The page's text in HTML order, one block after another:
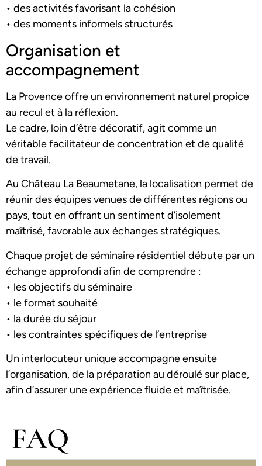
• des activités favorisant la cohésion
• des moments informels structurés
Organisation et
accompagnement
La Provence offre un environnement naturel propice
au recul et à la réflexion.
Le cadre, loin d’être décoratif, agit comme un
véritable facilitateur de concentration et de qualité
de travail.
Au Château La Beaumetane, la localisation permet de
réunir des équipes venues de différentes régions ou
pays, tout en offrant un sentiment d’isolement
maîtrisé, favorable aux échanges stratégiques.
Chaque projet de séminaire résidentiel débute par un
échange approfondi afin de comprendre :
• les objectifs du séminaire
• le format souhaité
• la durée du séjour
• les contraintes spécifiques de l’entreprise
Un interlocuteur unique accompagne ensuite
l’organisation, de la préparation au déroulé sur place,
afin d’assurer une expérience fluide et maîtrisée.
FAQ